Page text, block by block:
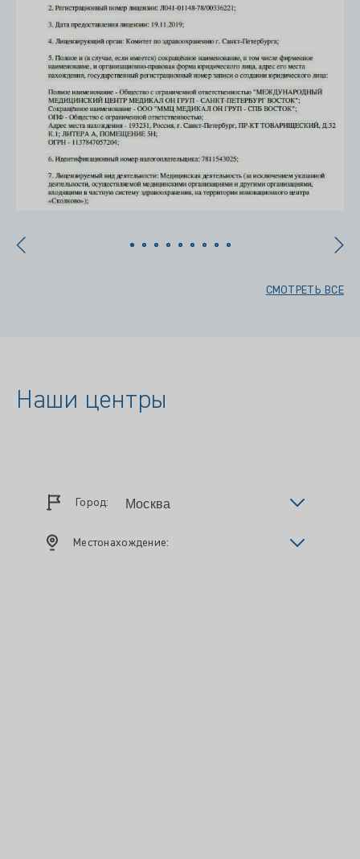
СМОТРЕТЬ ВСЕ
Наши центры
Город:
Местонахождение: